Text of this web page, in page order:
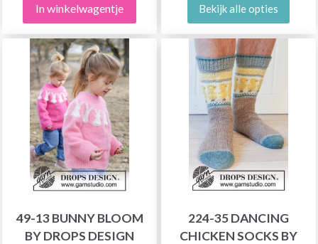
In winkelwagentje Bekijk alle opties
49-13 BUNNY BLOOM
BY DROPS DESIGN
224-35 DANCING
CHICKEN SOCKS BY